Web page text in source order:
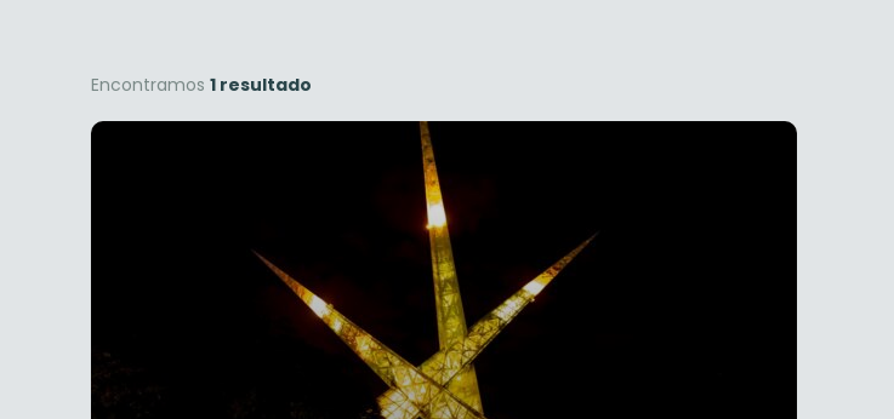
Encontramos 1 resultado